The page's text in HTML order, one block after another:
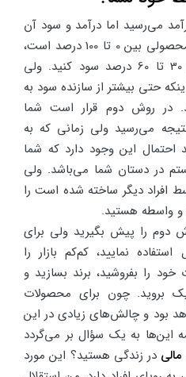
می‌رسید اما درآمد و سود آن
کم است. به این علت که اگر محصولی بین 0 تا 100 درصد است،
شما ممکن است حدوداً بین 30 تا 60 درصد سود کنید. ولی
حتی بیشتر از سازنده سود به
در روش دوم قرار است شما
می‌رسید ولی زمانی که به
احتمال این وجود دارد که شما
در دستان شما می‌باشد. ولی
افراد دیگر ساخته شده است را
و واسطه هستید.
دوم را پیش بگیرید ولی برای
نمایید، کم‌کم بازار را
را بفروشید، برند بسازید و
بروید. چون برای محصولات
بود و چالش‌های زیادی در این
این‌ها به یک سؤال بر می‌گردد
در زندگی هستید؟ این مورد